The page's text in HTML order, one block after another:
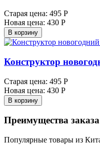
Старая цена: 495 Р
Новая цена: 430 Р
В корзину
Конструктор
Старая цена: 495 Р
Новая цена: 430 Р
В корзину
Преимущества
Популярные товары из